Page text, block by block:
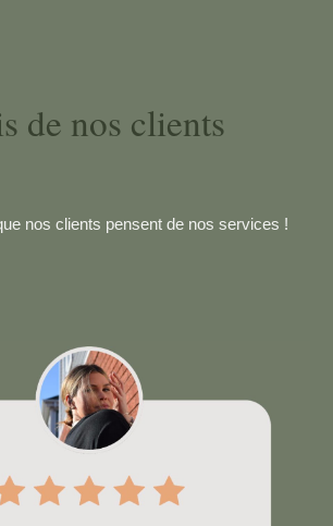
de nos clients
nos clients pensent de nos services !